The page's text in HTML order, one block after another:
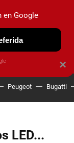
Peugeot Bugatti
LED...
×
en Google